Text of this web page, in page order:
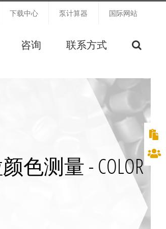
下载中心 泵计算器 国际网站
咨询 联系方式
测量 - COLOR